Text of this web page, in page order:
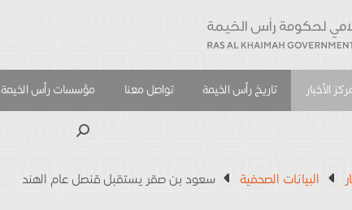
الأخبار تاريخ رأس الخيمة تواصل معنا مؤسسات رأس الخيمة
البيانات الصحفية سعود بن صقر يستقبل قنصل عام الهند